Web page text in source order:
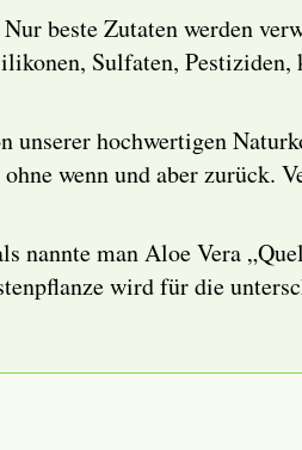
beste Zutaten werden
Sulfaten, Pestiziden,
hochwertigen
wenn und aber zurück.
nannte man Aloe Vera
wird für die